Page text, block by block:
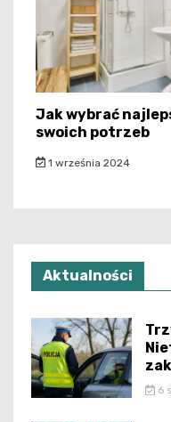
Jak wybrać
swoich potrzeb
1 września 2024
Aktualności
6